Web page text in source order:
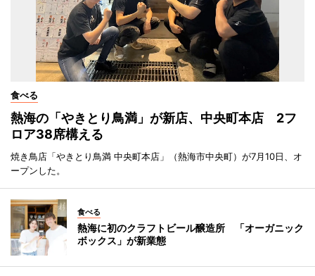
食べる
熱海の「やきとり鳥満」が新店、中央町本店 2フ
ロア38席構える
焼き鳥店「やきとり鳥満 中央町本店」（熱海市中央町）が7月10日、オ
ープンした。
食べる
熱海に初のクラフトビール醸造所 「オーガニック
ボックス」が新業態